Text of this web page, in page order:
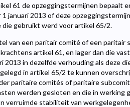
61 de opzeggingstermijnen bepaalt
1 januari 2013 of deze
die gebruikt werd voor artikel 65/2.
van een paritair comité of een paritair
artikel 61, en lager dan die
2013 in dezelfde verhouding als deze
in artikel 65/2 te kunnen
paritaire comités of paritaire
werden gesloten en die in werking
verruimde stabiliteit van